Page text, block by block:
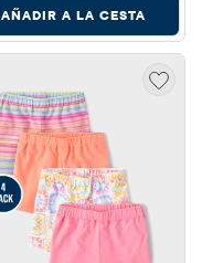
AÑADIR A LA CESTA